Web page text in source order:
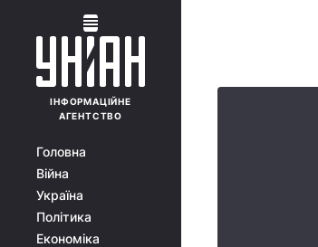
ІНФОРМАЦІЙНЕ
АГЕНТСТВО
Головна
Війна
Україна
Політика
Економіка